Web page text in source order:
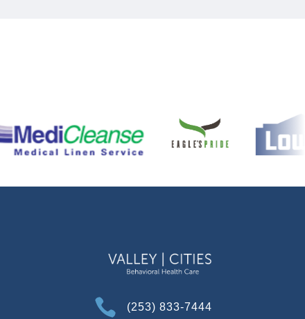
 (253) 833-7444